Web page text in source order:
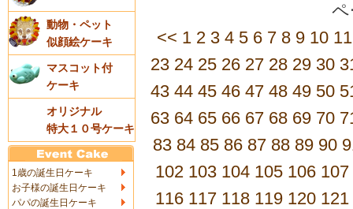
動物・ペット
似顔絵ケーキ
マスコット付
ケーキ
オリジナル
特大１０号ケーキ
1歳の誕生日ケーキ
お子様の誕生日ケーキ
パパの誕生日ケーキ
<< 1 2 3 4 5 6 7 8 9 10 11
23 24 25 26 27 28 29 30
43 44 45 46 47 48 49 50
63 64 65 66 67 68 69 70
83 84 85 86 87 88 89 90
102 103 104 105 106 107
116 117 118 119 120 121